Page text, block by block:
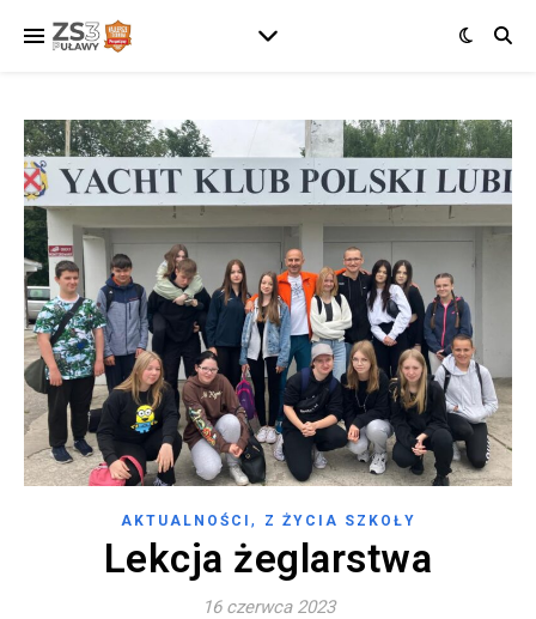
AKTUALNOŚCI , Z ŻYCIA SZKOŁY
Lekcja żeglarstwa
16 czerwca 2023